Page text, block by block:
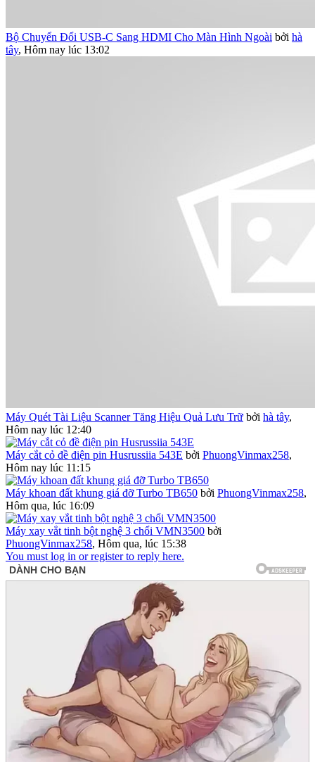
Bộ Chuyển Đổi USB-C Sang HDMI Cho Màn Hình Ngoài bởi hà
tây, Hôm nay lúc 13:02
Máy Quét Tài Liệu Scanner Tăng Hiệu Quả Lưu Trữ bởi hà tây,
Hôm nay lúc 12:40
Máy cắt cỏ đề điện pin Husrussiia 543E bởi PhuongVinmax258,
Hôm nay lúc 11:15
Máy khoan đất khung giá đỡ Turbo TB650 bởi PhuongVinmax258,
Hôm qua, lúc 16:09
Máy xay vắt tinh bột nghệ 3 chổi VMN3500 bởi
PhuongVinmax258, Hôm qua, lúc 15:38
You must log in or register to reply here.